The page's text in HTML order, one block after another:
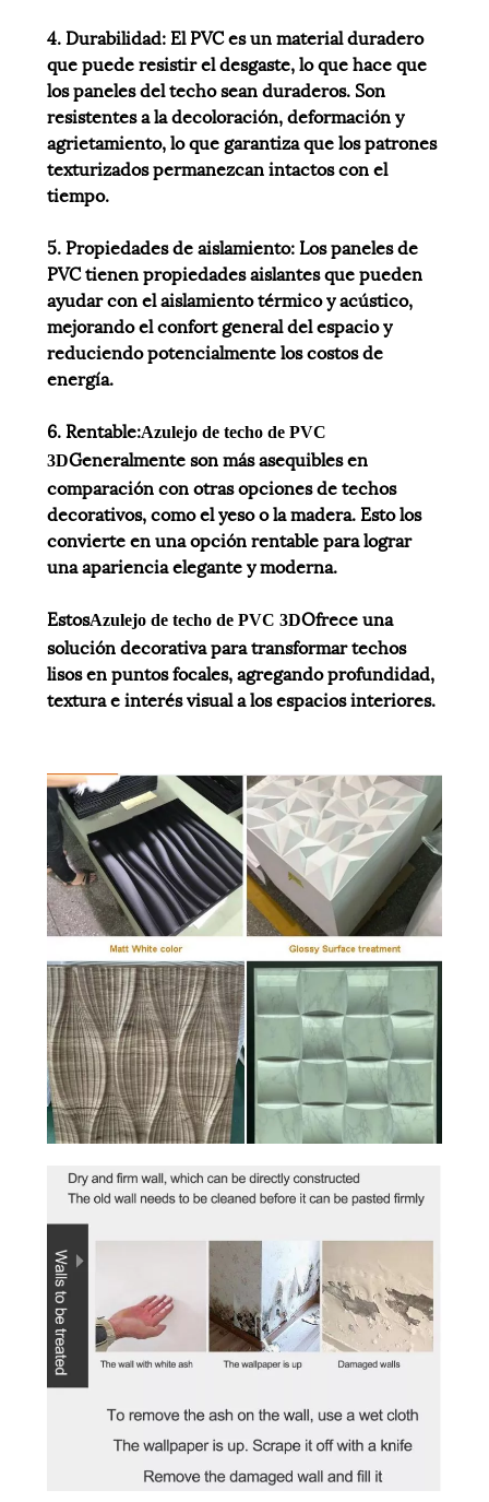
4. Durabilidad: El PVC es un material duradero
que puede resistir el desgaste, lo que hace que
los paneles del techo sean duraderos. Son
resistentes a la decoloración, deformación y
agrietamiento, lo que garantiza que los patrones
texturizados permanezcan intactos con el
tiempo.
5. Propiedades de aislamiento: Los paneles de
PVC tienen propiedades aislantes que pueden
ayudar con el aislamiento térmico y acústico,
mejorando el confort general del espacio y
reduciendo potencialmente los costos de
energía.
6. Rentable:Azulejo de techo de PVC
3DGeneralmente son más asequibles en
comparación con otras opciones de techos
decorativos, como el yeso o la madera. Esto los
convierte en una opción rentable para lograr
una apariencia elegante y moderna.
EstosAzulejo de techo de PVC 3DOfrece una
solución decorativa para transformar techos
lisos en puntos focales, agregando profundidad,
textura e interés visual a los espacios interiores.